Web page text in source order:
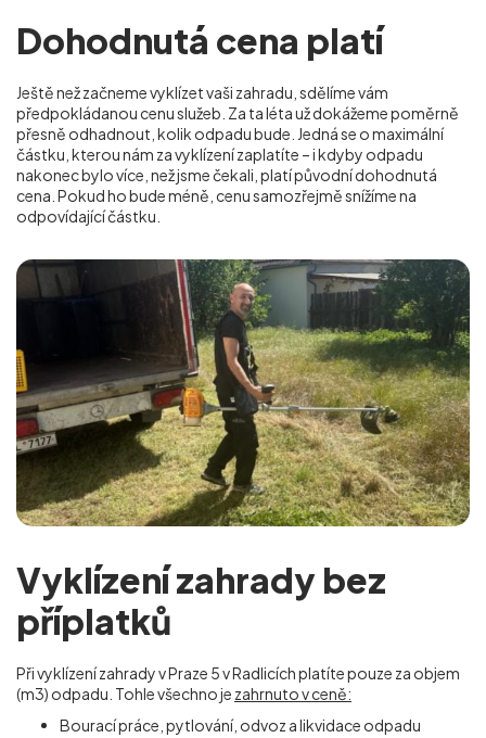
Dohodnutá cena platí
Ještě než začneme vyklízet vaši zahradu, sdělíme vám
předpokládanou cenu služeb. Za ta léta už dokážeme poměrně
přesně odhadnout, kolik odpadu bude. Jedná se o maximální
částku, kterou nám za vyklízení zaplatíte – i kdyby odpadu
nakonec bylo více, než jsme čekali, platí původní dohodnutá
cena. Pokud ho bude méně, cenu samozřejmě snížíme na
odpovídající částku.
Vyklízení zahrady bez
příplatků
Při vyklízení zahrady v Praze 5 v Radlicíchplatíte pouze za objem
(m3) odpadu. Tohle všechno je zahrnuto v ceně:
Bourací práce, pytlování, odvoz a likvidace odpadu